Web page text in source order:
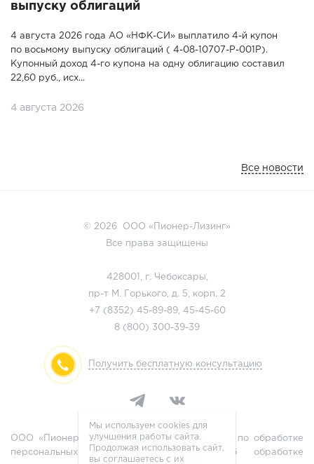
выпуску облигаций
4 августа 2026 года АО «НФК-СИ» выплатило 4-й купон
по восьмому выпуску облигаций ( 4-08-10707-P-001P).
Купонный доход 4-го купона на одну облигацию составил
22,60 руб., исх...
4 августа 2026
Все новости
© 2026 ООО «Пионер-Лизинг»
Все права защищены
428001, г. Чебоксары,
пр-т М. Горького, д. 5, корп. 2
+7 (8352) 45-89-89, 45-45-60
8 (800) 300-39-39
Получить бесплатную консультацию
ООО «Пионер-Лизинг» является оператором по обработке
персональных данных, информация об обработке
Мы используем cookies для
улучшения работы сайта.
Продолжая использовать сайт,
вы соглашаетесь с их